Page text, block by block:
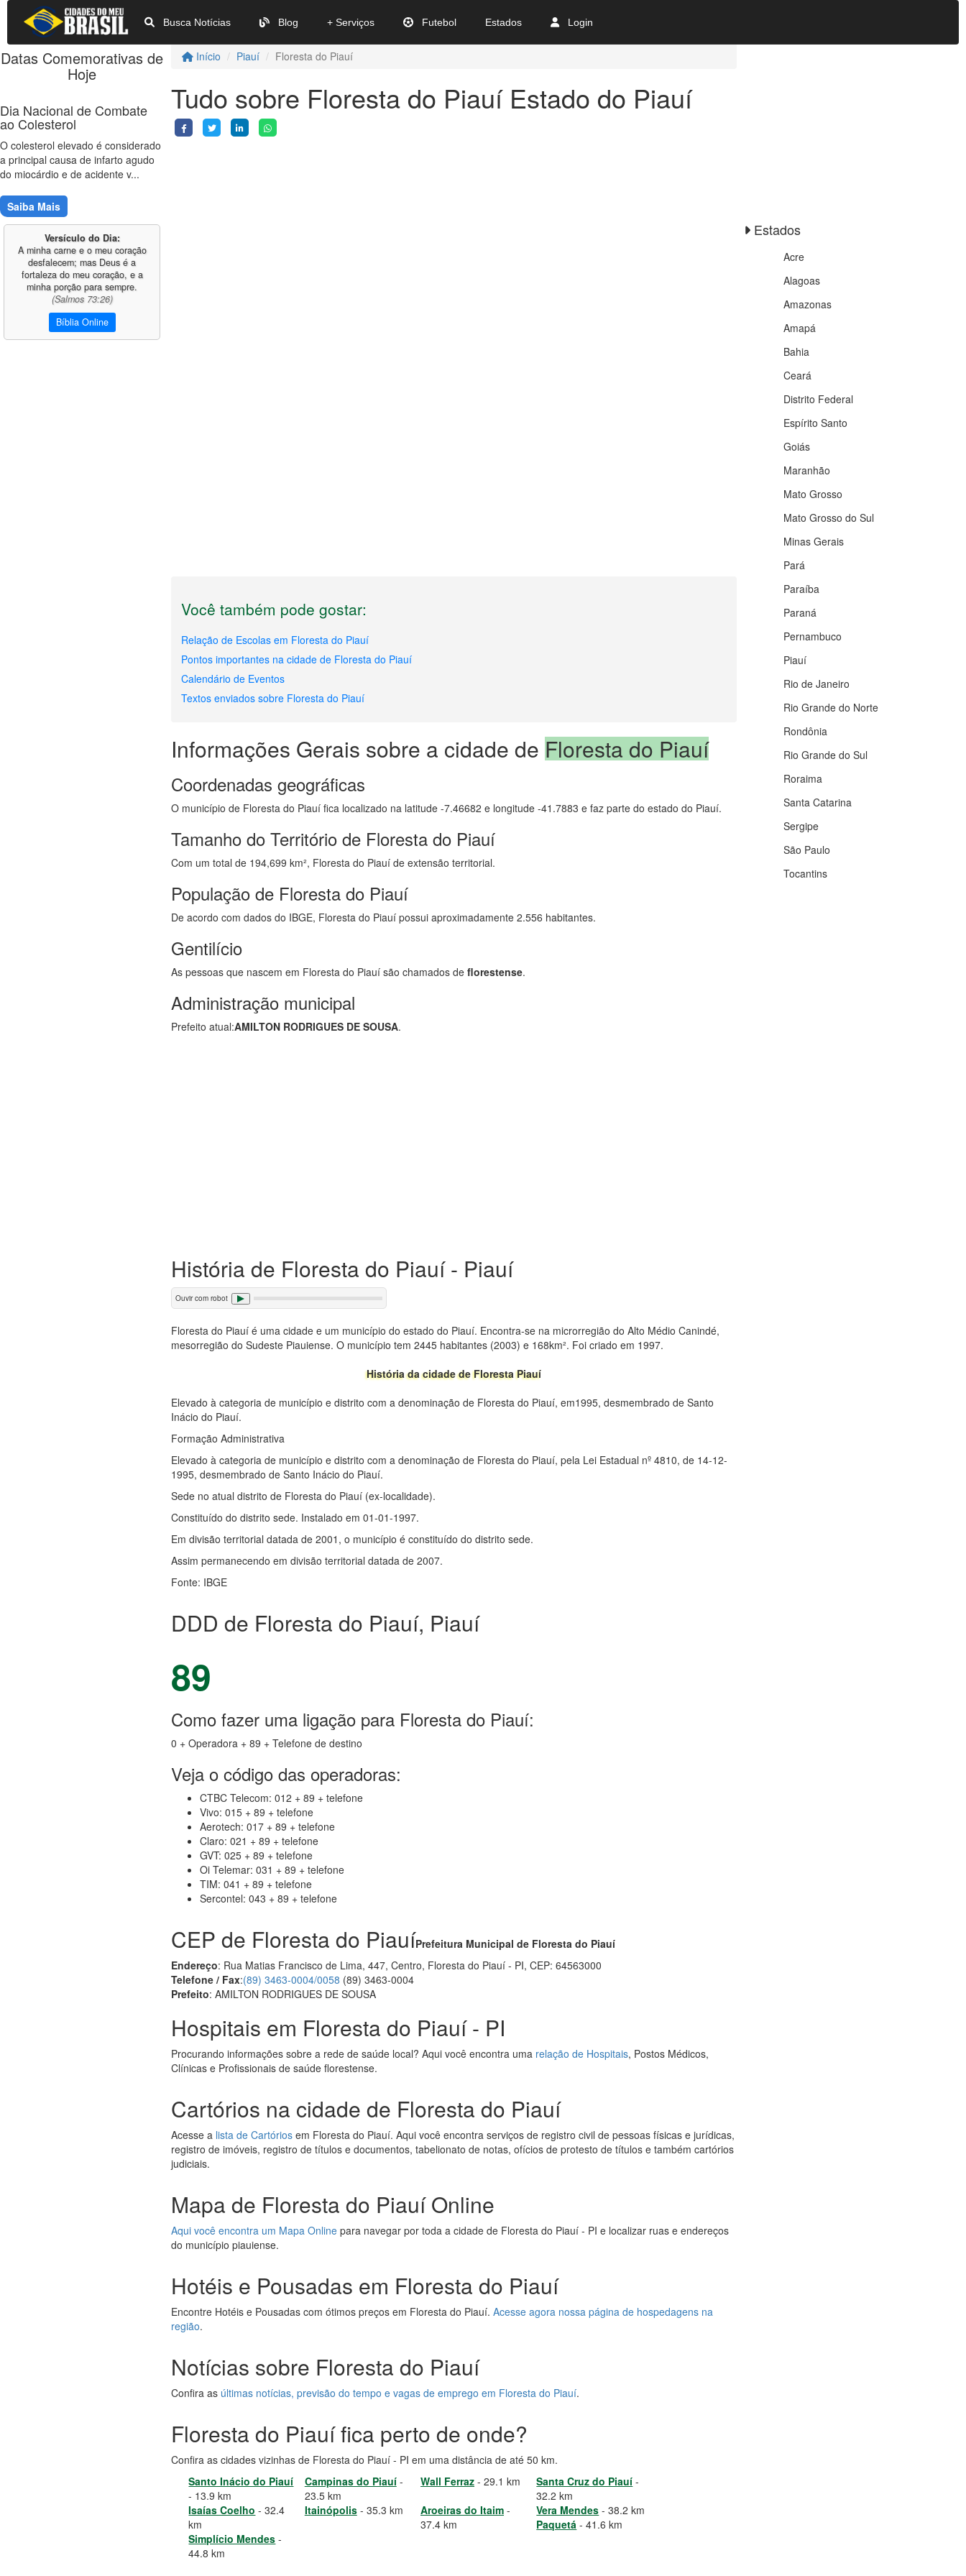
Busca Notícias Blog + Serviços Futebol Estados Login
Início Piauí Floresta do Piauí
Tudo sobre Floresta do Piauí Estado do Piauí
Você também pode gostar:
Relação de Escolas em Floresta do Piauí
Pontos importantes na cidade de Floresta do Piauí
Calendário de Eventos
Textos enviados sobre Floresta do Piauí
Informações Gerais sobre a cidade de Floresta do Piauí
Coordenadas geográficas
O município de Floresta do Piauí fica localizado na latitude -7.46682 e longitude -41.7883 e faz parte do estado do Piauí.
Tamanho do Território de Floresta do Piauí
Com um total de 194,699 km², Floresta do Piauí de extensão territorial.
População de Floresta do Piauí
De acordo com dados do IBGE, Floresta do Piauí possui aproximadamente 2.556 habitantes.
Gentilício
As pessoas que nascem em Floresta do Piauí são chamados deflorestense.
Administração municipal
Prefeito atual:AMILTON RODRIGUES DE SOUSA.
História de Floresta do Piauí - Piauí
Ouvir com robot
Floresta do Piauí é uma cidade e um município do estado do Piauí. Encontra-se na microrregião do Alto Médio Canindé,
mesorregião do Sudeste Piauiense. O município tem 2445 habitantes (2003) e 168km². Foi criado em 1997.
História da cidade de Floresta Piauí
Elevado à categoria de município e distrito com a denominação de Floresta do Piauí, em1995, desmembrado de Santo
Inácio do Piauí.
Formação Administrativa
Elevado à categoria de município e distrito com a denominação de Floresta do Piauí, pela Lei Estadual nº 4810, de 14-12-
1995, desmembrado de Santo Inácio do Piauí.
Sede no atual distrito de Floresta do Piauí (ex-localidade).
Constituído do distrito sede. Instalado em 01-01-1997.
Em divisão territorial datada de 2001, o município é constituído do distrito sede.
Assim permanecendo em divisão territorial datada de 2007.
Fonte: IBGE
DDD de Floresta do Piauí, Piauí
89
Como fazer uma ligação para Floresta do Piauí:
0 + Operadora + 89 + Telefone de destino
Veja o código das operadoras:
CTBC Telecom: 012 + 89 + telefone
Vivo: 015 + 89 + telefone
Aerotech: 017 + 89 + telefone
Claro: 021 + 89 + telefone
GVT: 025 + 89 + telefone
Oi Telemar: 031 + 89 + telefone
TIM: 041 + 89 + telefone
Sercontel: 043 + 89 + telefone
CEP de Floresta do PiauíPrefeitura Municipal de Floresta do Piauí
Endereço: Rua Matias Francisco de Lima, 447, Centro, Floresta do Piauí - PI, CEP: 64563000
Telefone / Fax:(89) 3463-0004/0058 (89) 3463-0004
Prefeito: AMILTON RODRIGUES DE SOUSA
Hospitais em Floresta do Piauí - PI
Procurando informações sobre a rede de saúde local? Aqui você encontra uma relação de Hospitais, Postos Médicos,
Clínicas e Profissionais de saúde florestense.
Cartórios na cidade de Floresta do Piauí
Acesse a lista de Cartórios em Floresta do Piauí. Aqui você encontra serviços de registro civil de pessoas físicas e jurídicas,
registro de imóveis, registro de títulos e documentos, tabelionato de notas, ofícios de protesto de títulos e também cartórios
judiciais.
Mapa de Floresta do Piauí Online
Aqui você encontra um Mapa Online para navegar por toda a cidade de Floresta do Piauí - PI e localizar ruas e endereços
do município piauiense.
Hotéis e Pousadas em Floresta do Piauí
Encontre Hotéis e Pousadas com ótimos preços em Floresta do Piauí.Acesse agora nossa página de hospedagens na
região.
Notícias sobre Floresta do Piauí
Confira as últimas notícias, previsão do tempo e vagas de emprego em Floresta do Piauí.
Floresta do Piauí fica perto de onde?
Confira as cidades vizinhas de Floresta do Piauí - PI em uma distância de até 50 km.
Santo Inácio do Piauí
- 13.9 km
Campinas do Piauí-
23.5 km
Wall Ferraz - 29.1 km Santa Cruz do Piauí -
32.2 km
Isaías Coelho - 32.4
km
Itainópolis- 35.3 km Aroeiras do Itaim -
37.4 km
Vera Mendes - 38.2 km
Paquetá - 41.6 km
Simplício Mendes -
44.8 km
Datas Comemorativas de
Hoje
Dia Nacional de Combate
ao Colesterol
O colesterol elevado é considerado
a principal causa de infarto agudo
do miocárdio e de acidente v...
Saiba Mais
Versículo do Dia:
A minha carne e o meu coração
desfalecem; mas Deus é a
fortaleza do meu coração, e a
minha porção para sempre.
(Salmos 73:26)
Bíblia Online
Estados
Acre
Alagoas
Amazonas
Amapá
Bahia
Ceará
Distrito Federal
Espírito Santo
Goiás
Maranhão
Mato Grosso
Mato Grosso do Sul
Minas Gerais
Pará
Paraíba
Paraná
Pernambuco
Piauí
Rio de Janeiro
Rio Grande do Norte
Rondônia
Rio Grande do Sul
Roraima
Santa Catarina
Sergipe
São Paulo
Tocantins